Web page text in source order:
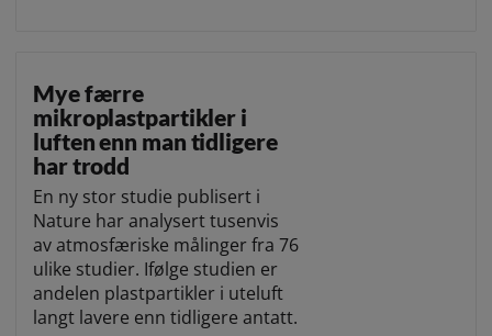
Mye færre
mikroplastpartikler i
luften enn man tidligere
har trodd
En ny stor studie publisert i
Nature har analysert tusenvis
av atmosfæriske målinger fra 76
ulike studier. Ifølge studien er
andelen plastpartikler i uteluft
langt lavere enn tidligere antatt.